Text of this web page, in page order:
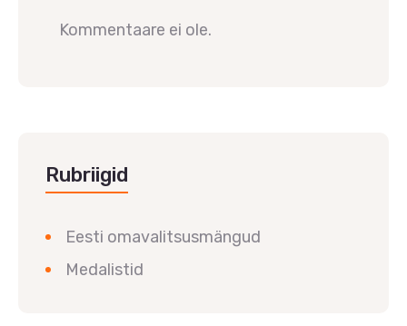
Kommentaare ei ole.
Rubriigid
Eesti omavalitsusmängud
Medalistid